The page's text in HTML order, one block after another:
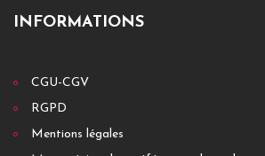
INFORMATIONS
CGU-CGV
RGPD
Mentions légales